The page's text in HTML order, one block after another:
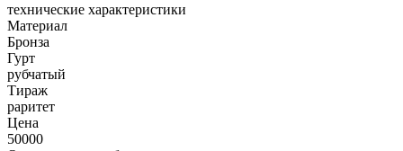
технические характеристики
Материал
Бронза
Гурт
рубчатый
Тираж
раритет
Цена
50000